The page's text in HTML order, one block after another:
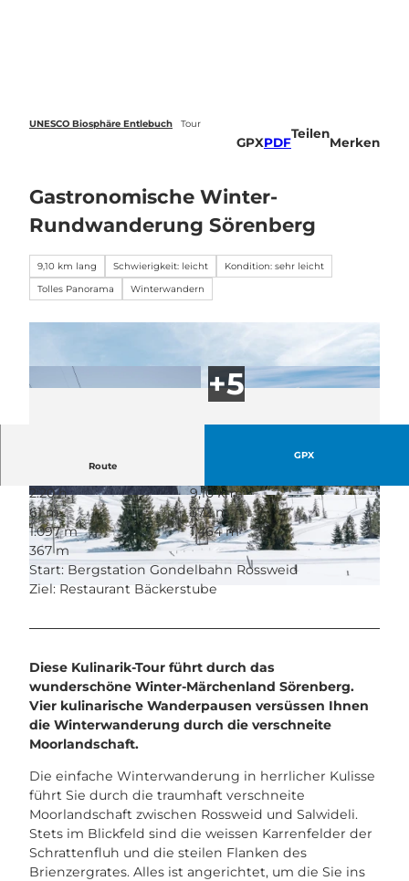
UNESCO Biosphäre Entlebuch Tour
GPXPDF
Teilen
Merken
Gastronomische Winter-
Rundwanderung Sörenberg
9,10 km lang Schwierigkeit: leicht
Kondition: sehr leicht
Tolles Panorama
Winterwandern
© Laila Bosco, UNESCO Biosphäre Entlebuch
© David Kurth, UNESCO Biosphäre Entlebuch © Laila Bosco, UNESCO Biosphäre Entlebuch
Route
GPX
2:20 h
9,10 km
61 m
372 m
1.097 m
1.464 m
367 m
Start: Bergstation Gondelbahn Rossweid
Ziel: Restaurant Bäckerstube
Diese Kulinarik-Tour führt durch das
wunderschöne Winter-Märchenland Sörenberg.
Vier kulinarische Wanderpausen versüssen Ihnen
die Winterwanderung durch die verschneite
Moorlandschaft.
Die einfache Winterwanderung in herrlicher Kulisse
führt Sie durch die traumhaft verschneite
Moorlandschaft zwischen Rossweid und Salwideli.
Stets im Blickfeld sind die weissen Karrenfelder der
Schrattenfluh und die steilen Flanken des
Brienzergrates. Alles ist angerichtet, um die Sie ins